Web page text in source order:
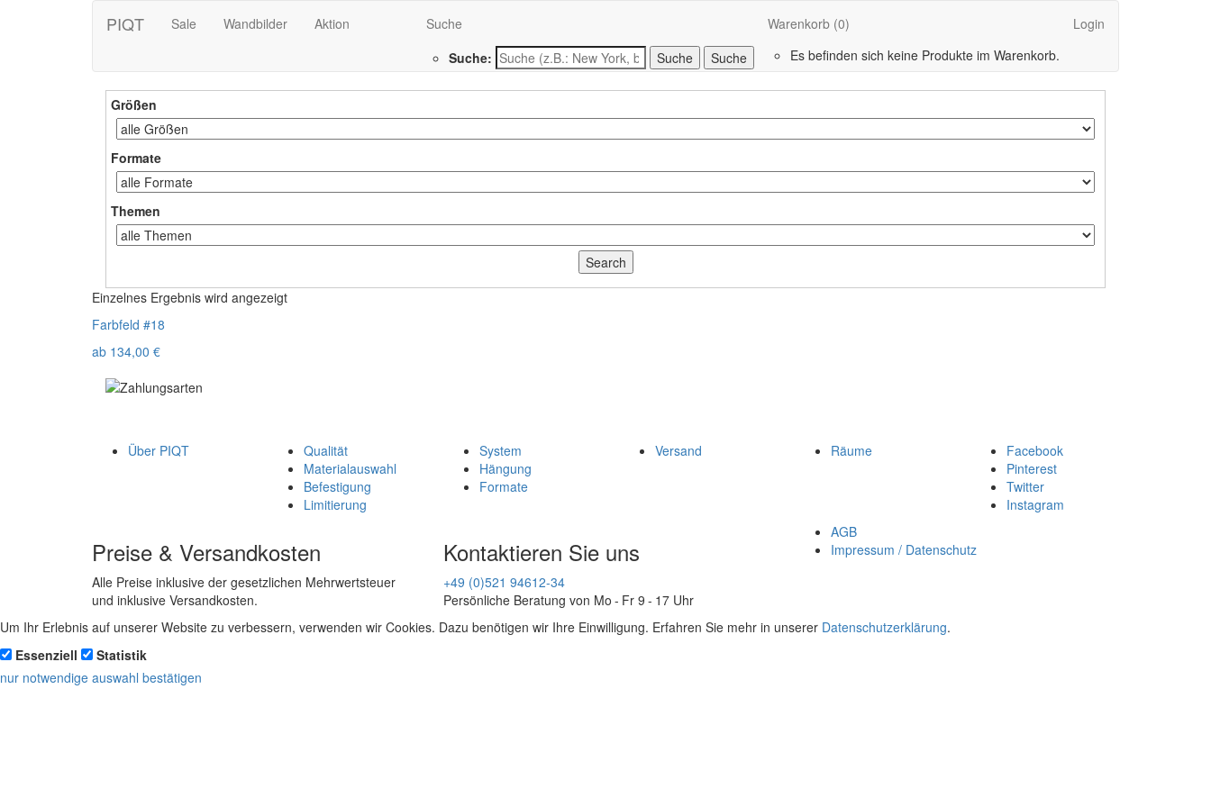
PIQT Sale Wandbilder Aktion
Suche
Suche:
Suche
Warenkorb (0)
Es befinden sich keine Produkte im Warenkorb.
Login
Größen
Formate
Themen
Einzelnes Ergebnis wird angezeigt
Farbfeld #18
ab 134,00 €
Über PIQT
Qualität
Materialauswahl
Befestigung
Limitierung
System
Hängung
Formate
Versand Räume
Facebook
Pinterest
Twitter
Instagram
Preise & Versandkosten
Alle Preise inklusive der gesetzlichen Mehrwertsteuer
und inklusive Versandkosten.
Kontaktieren Sie uns
+49 (0)521 94612-34
Persönliche Beratung von Mo - Fr 9 - 17 Uhr
AGB
Impressum / Datenschutz
Um Ihr Erlebnis auf unserer Website zu verbessern, verwenden wir Cookies. Dazu benötigen wir Ihre Einwilligung. Erfahren Sie mehr in unserer Datenschutzerklärung.
Essenziell
Statistik
nur notwendige auswahl bestätigen